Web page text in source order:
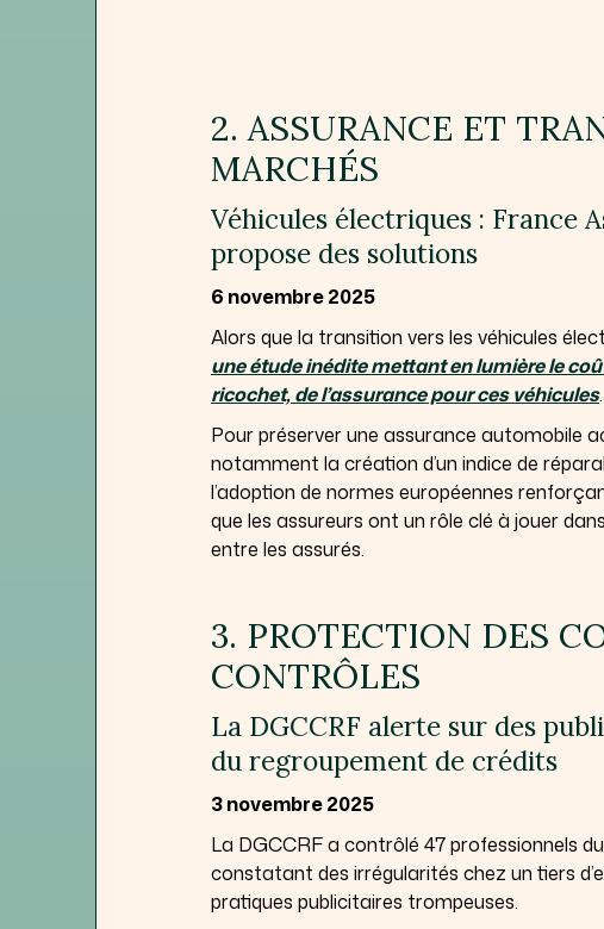
2. ASSURANCE ET
MARCHÉS
Véhicules électriques : France
propose des solutions
6 novembre 2025
Alors que la transition vers les véhicules
une étude inédite mettant en lumière le
ricochet, de l’assurance pour ces véhicules.
Pour préserver une assurance automobile
notamment la création d’un indice de
l’adoption de normes européennes
que les assureurs ont un rôle clé à jouer
entre les assurés.
3. PROTECTION DES
CONTRÔLES
La DGCCRF alerte sur des
du regroupement de crédits
3 novembre 2025
La DGCCRF a contrôlé 47 professionnels
constatant des irrégularités chez un tiers
pratiques publicitaires trompeuses.